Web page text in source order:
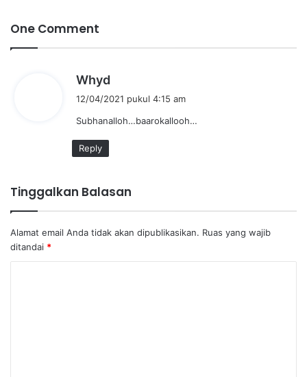
One Comment
Whyd
e
k
:
12/04/2021 pukul 4:15 am
Subhanalloh…baarokallooh…
Reply
Tinggalkan Balasan
Alamat email Anda tidak akan dipublikasikan. Ruas yang wajib
ditandai *